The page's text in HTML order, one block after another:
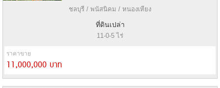
ชลบุรี / พนัสนิคม / หนองเหียง
ที่ดินเปล่า
11-0-5 ไร่
ราคาขาย
11,000,000 บาท